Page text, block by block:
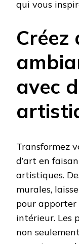
qui vous
Créez
avec
Transformez
d’art en
artistiques.
murales,
pour
intérieur. Les
non